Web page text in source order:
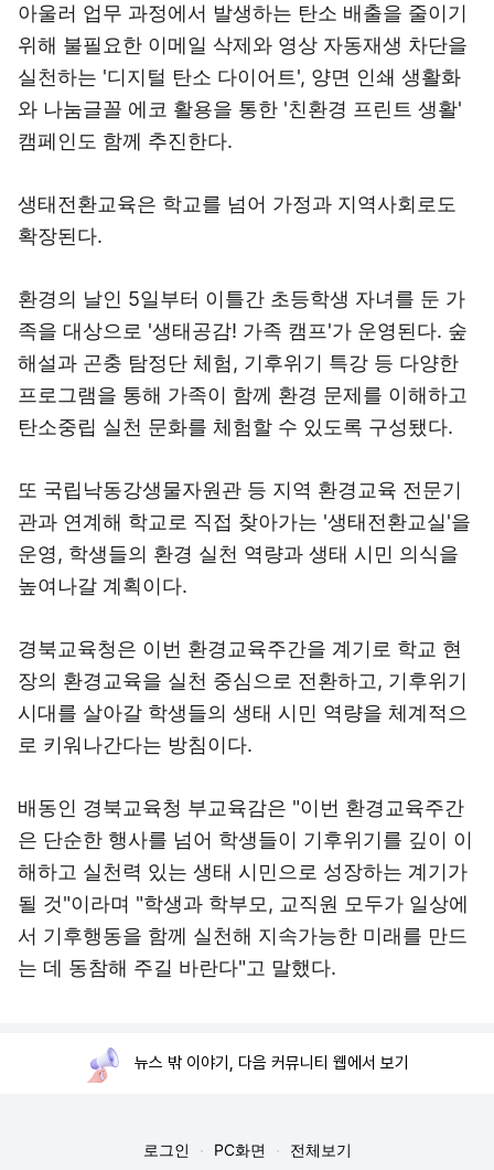
아울러 업무 과정에서 발생하는 탄소 배출을 줄이기
위해 불필요한 이메일 삭제와 영상 자동재생 차단을
실천하는 '디지털 탄소 다이어트', 양면 인쇄 생활화
와 나눔글꼴 에코 활용을 통한 '친환경 프린트 생활'
캠페인도 함께 추진한다.
생태전환교육은 학교를 넘어 가정과 지역사회로도
확장된다.
환경의 날인 5일부터 이틀간 초등학생 자녀를 둔 가
족을 대상으로 '생태공감! 가족 캠프'가 운영된다. 숲
해설과 곤충 탐정단 체험, 기후위기 특강 등 다양한
프로그램을 통해 가족이 함께 환경 문제를 이해하고
탄소중립 실천 문화를 체험할 수 있도록 구성됐다.
또 국립낙동강생물자원관 등 지역 환경교육 전문기
관과 연계해 학교로 직접 찾아가는 '생태전환교실'을
운영, 학생들의 환경 실천 역량과 생태 시민 의식을
높여나갈 계획이다.
경북교육청은 이번 환경교육주간을 계기로 학교 현
장의 환경교육을 실천 중심으로 전환하고, 기후위기
시대를 살아갈 학생들의 생태 시민 역량을 체계적으
로 키워나간다는 방침이다.
배동인 경북교육청 부교육감은 "이번 환경교육주간
은 단순한 행사를 넘어 학생들이 기후위기를 깊이 이
해하고 실천력 있는 생태 시민으로 성장하는 계기가
될 것"이라며 "학생과 학부모, 교직원 모두가 일상에
서 기후행동을 함께 실천해 지속가능한 미래를 만드
는 데 동참해 주길 바란다"고 말했다.
뉴스 밖 이야기, 다음 커뮤니티 웹에서 보기
로그인 PC화면 전체보기